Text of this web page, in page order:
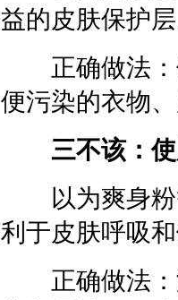
益的皮肤保护层
正确做法：
便污染的衣物
三不该：
以为爽身粉
利于皮肤呼吸和
正确做法：